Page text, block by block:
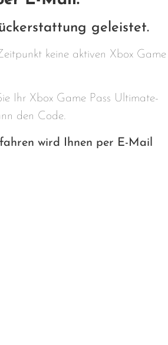
geleistet.
keine aktiven Xbox Game
Ihr Xbox Game Pass Ultimate-
den Code.
wird Ihnen per E-Mail